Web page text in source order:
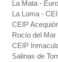
La Mata -
La Loma -
CEIP
Rocío del Mar
CEIP
Salinas de